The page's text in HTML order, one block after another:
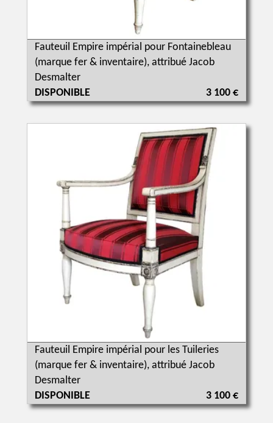
Fauteuil Empire impérial pour Fontainebleau
(marque fer & inventaire), attribué Jacob
Desmalter
DISPONIBLE
3 100 €
Fauteuil Empire impérial pour les Tuileries
(marque fer & inventaire), attribué Jacob
Desmalter
DISPONIBLE
3 100 €